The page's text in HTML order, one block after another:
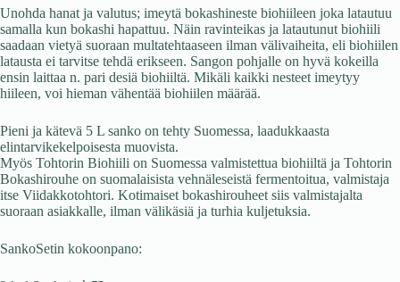
Unohda hanat ja valutus; imeytä bokashineste biohiileen joka latautuu
samalla kun bokashi hapattuu. Näin ravinteikas ja latautunut biohiili
saadaan vietyä suoraan multatehtaaseen ilman välivaiheita, eli biohiilen
latausta ei tarvitse tehdä erikseen. Sangon pohjalle on hyvä kokeilla
ensin laittaa n. pari desiä biohiiltä. Mikäli kaikki nesteet imeytyy
hiileen, voi hieman vähentää biohiilen määrää.
Pieni ja kätevä 5 L sanko on tehty Suomessa, laadukkaasta
elintarvikekelpoisesta muovista.
Myös Tohtorin Biohiili on Suomessa valmistettua biohiiltä ja Tohtorin
Bokashirouhe on suomalaisista vehnäleseistä fermentoitua, valmistaja
itse Viidakkotohtori. Kotimaiset bokashirouheet siis valmistajalta
suoraan asiakkalle, ilman välikäsiä ja turhia kuljetuksia.
SankoSetin kokoonpano: